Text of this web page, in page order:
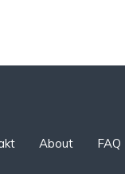
About FAQ